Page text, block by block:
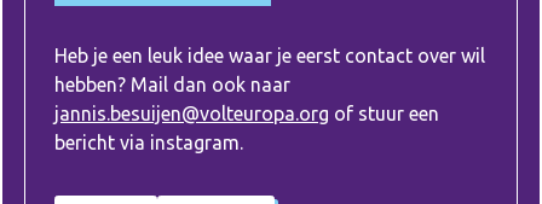
Heb je een leuk idee waar je eerst contact over wil
hebben? Mail dan ook naar
jannis.besuijen@volteuropa.org of stuur een
bericht via instagram.